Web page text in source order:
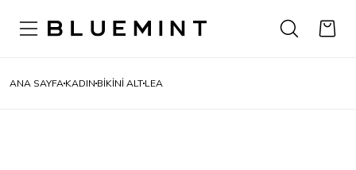
ANA SAYFA KADIN BİKİNİ ALT LEA